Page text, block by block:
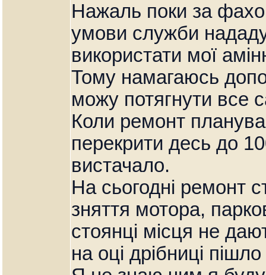
Нажаль поки за
умови служби
використати мої
Тому намагаюсь
можу потягнути все
Коли ремонт
перекрити десь до
вистачало.
На сьогодні ремонт
зняття мотора,
стоянці місця не
на оці дрібниці